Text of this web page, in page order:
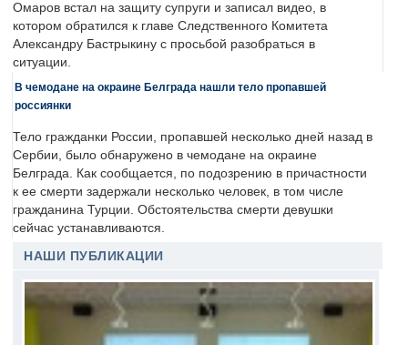
Омаров встал на защиту супруги и записал видео, в
котором обратился к главе Следственного Комитета
Александру Бастрыкину с просьбой разобраться в
ситуации.
В чемодане на окраине Белграда нашли тело пропавшей
россиянки
Тело гражданки России, пропавшей несколько дней назад в
Сербии, было обнаружено в чемодане на окраине
Белграда. Как сообщается, по подозрению в причастности
к ее смерти задержали несколько человек, в том числе
гражданина Турции. Обстоятельства смерти девушки
сейчас устанавливаются.
НАШИ ПУБЛИКАЦИИ